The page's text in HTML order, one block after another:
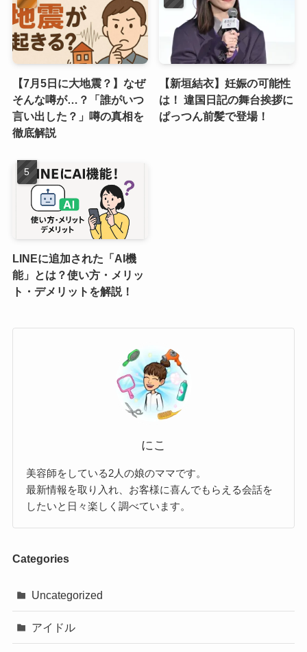
【7月5日に大地震？】なぜ
そんな噂が…？「誰がいつ
言い出した？」噂の真相を
徹底解説
【新垣結衣】妊娠の可能性
は！ 違国日記の舞台挨拶に
ぱっつん前髪で登場！
LINEに追加された「AI機
能」とは？使い方・メリッ
ト・デメリットを解説！
にこ
美容師をしている2人の娘のママです。
最新情報を取り入れ、お客様に喜んでもらえる会話を
したいと日々楽しく調べています。
Categories
Uncategorized
アイドル